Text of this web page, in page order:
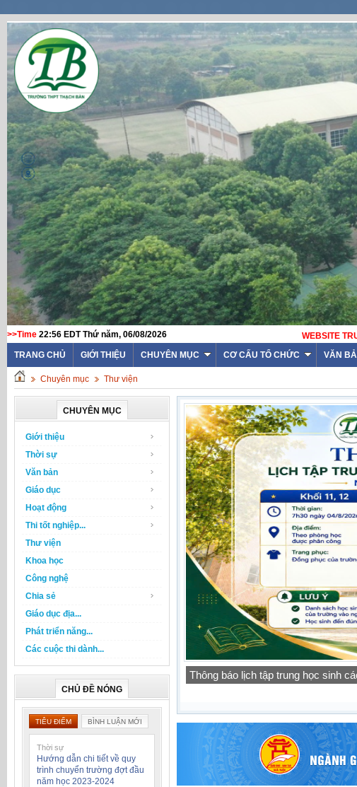
>>Time 22:56 EDT Thứ năm, 06/08/2026
TRANG CHỦ
GIỚI THIỆU CHUYÊN MỤC CƠ CẤU TỔ CHỨC VĂN
Chuyên mục Thư viện
CHUYÊN MỤC
Giới thiệu
Thời sự
Văn bản
Giáo dục
Hoạt động
Thi tốt nghiệp...
Thư viện
Khoa học
Công nghệ
Chia sẻ
Giáo dục địa...
Phát triển năng...
Các cuộc thi dành...
CHỦ ĐỀ NÓNG
TIÊU ĐIỂM BÌNH LUẬN MỚI
Thời sự
Hướng dẫn chi tiết về quy
trình chuyển trường đợt đầu
năm học 2023-2024
Báo cáo thường niên của trường
học 2025-2026